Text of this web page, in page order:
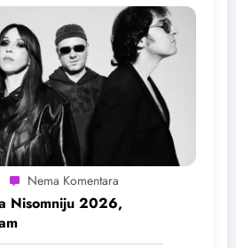
Nisomniju 2026,